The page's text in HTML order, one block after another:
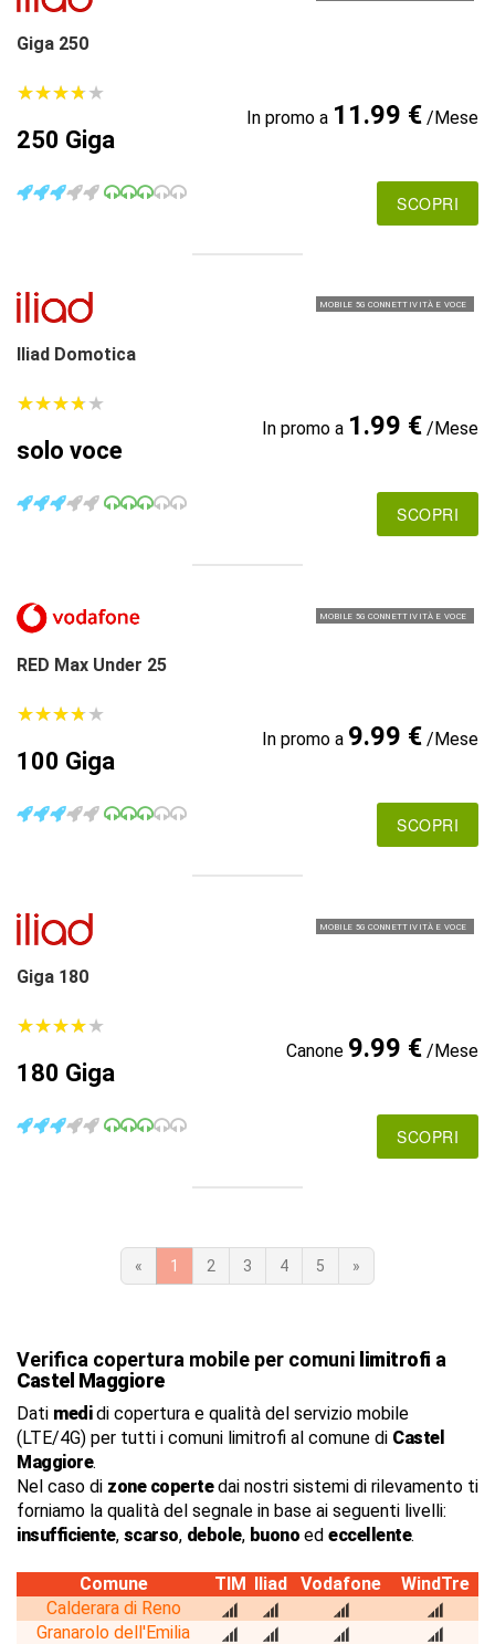
Giga 250
★★★★★
★★★★★
250 Giga
In promo a 11.99 €/Mese
SCOPRI
MOBILE 5G CONNETTIVITÀ E VOCE
Iliad Domotica
★★★★★
★★★★★
solo voce
In promo a 1.99 €/Mese
SCOPRI
MOBILE 5G CONNETTIVITÀ E VOCE
RED Max Under 25
★★★★★
★★★★★
100 Giga
In promo a 9.99 €/Mese
SCOPRI
MOBILE 5G CONNETTIVITÀ E VOCE
Giga 180
★★★★★
★★★★★
180 Giga
Canone 9.99 €/Mese
SCOPRI
« 1 2 3 4 5 »
Verifica copertura mobile per comuni limitrofi a
Castel Maggiore
Dati medidi copertura e qualità del servizio mobile
(LTE/4G) per tutti i comuni limitrofi al comune di Castel
Maggiore.
Nel caso di zone copertedai nostri sistemi di rilevamento ti
forniamo la qualità del segnale in base ai seguenti livelli:
insufficiente, scarso, debole, buono ed eccellente.
Comune TIM Iliad Vodafone
WindTre
Calderara di Reno
Granarolo dell'Emilia